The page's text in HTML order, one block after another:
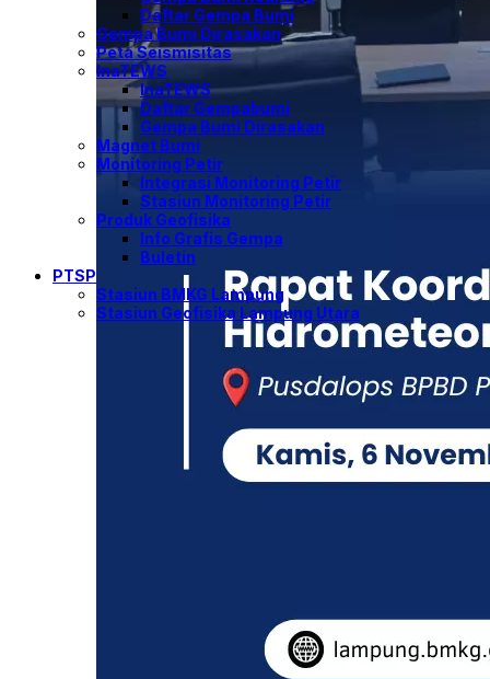
Daftar Gempa Bumi
Gempa Bumi Dirasakan
Peta Seismisitas
InaTEWS
InaTEWS
Daftar Gempabumi
Gempa Bumi Dirasakan
Magnet Bumi
Monitoring Petir
Integrasi Monitoring Petir
Stasiun Monitoring Petir
Produk Geofisika
Info Grafis Gempa
Buletin
PTSP
Stasiun BMKG Lampung
Stasiun Geofisika Lampung Utara